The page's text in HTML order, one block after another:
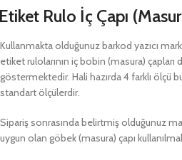
Rulo İç Çapı
Kullanmakta olduğunuz barkod yazıcı
etiket rulolarının iç bobin (masura) çapları
göstermektedir. Hali hazırda 4 farklı ölçü
standart ölçülerdir.
Sipariş sonrasında belirtmiş olduğunuz
uygun olan göbek (masura) çapı